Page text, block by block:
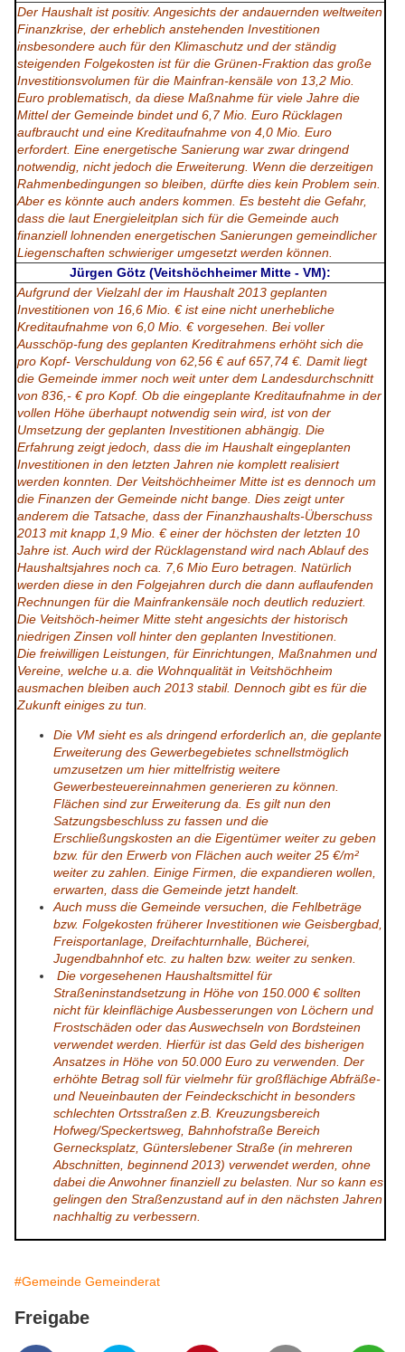
Der Haushalt ist positiv. Angesichts der andauernden weltweiten
Finanzkrise, der erheblich anstehenden Investitionen
insbesondere auch für den Klimaschutz und der ständig
steigenden Folgekosten ist für die Grünen-Fraktion das große
Investitionsvolumen für die Mainfran-kensäle von 13,2 Mio.
Euro problematisch, da diese Maßnahme für viele Jahre die
Mittel der Gemeinde bindet und 6,7 Mio. Euro Rücklagen
aufbraucht und eine Kreditaufnahme von 4,0 Mio. Euro
erfordert. Eine energetische Sanierung war zwar dringend
notwendig, nicht jedoch die Erweiterung. Wenn die derzeitigen
Rahmenbedingungen so bleiben, dürfte dies kein Problem sein.
Aber es könnte auch anders kommen. Es besteht die Gefahr,
dass die laut Energieleitplan sich für die Gemeinde auch
finanziell lohnenden energetischen Sanierungen gemeindlicher
Liegenschaften schwieriger umgesetzt werden können.
Jürgen Götz (Veitshöchheimer Mitte - VM):
Aufgrund der Vielzahl der im Haushalt 2013 geplanten
Investitionen von 16,6 Mio. € ist eine nicht unerhebliche
Kreditaufnahme von 6,0 Mio. € vorgesehen. Bei voller
Ausschöp-fung des geplanten Kreditrahmens erhöht sich die
pro Kopf- Verschuldung von 62,56 € auf 657,74 €. Damit liegt
die Gemeinde immer noch weit unter dem Landesdurchschnitt
von 836,- € pro Kopf. Ob die eingeplante Kreditaufnahme in der
vollen Höhe überhaupt notwendig sein wird, ist von der
Umsetzung der geplanten Investitionen abhängig. Die
Erfahrung zeigt jedoch, dass die im Haushalt eingeplanten
Investitionen in den letzten Jahren nie komplett realisiert
werden konnten. Der Veitshöchheimer Mitte ist es dennoch um
die Finanzen der Gemeinde nicht bange. Dies zeigt unter
anderem die Tatsache, dass der Finanzhaushalts-Überschuss
2013 mit knapp 1,9 Mio. € einer der höchsten der letzten 10
Jahre ist. Auch wird der Rücklagenstand wird nach Ablauf des
Haushaltsjahres noch ca. 7,6 Mio Euro betragen. Natürlich
werden diese in den Folgejahren durch die dann auflaufenden
Rechnungen für die Mainfrankensäle noch deutlich reduziert.
Die Veitshöch-heimer Mitte steht angesichts der historisch
niedrigen Zinsen voll hinter den geplanten Investitionen.
Die freiwilligen Leistungen, für Einrichtungen, Maßnahmen und
Vereine, welche u.a. die Wohnqualität in Veitshöchheim
ausmachen bleiben auch 2013 stabil. Dennoch gibt es für die
Zukunft einiges zu tun.
Die VM sieht es als dringend erforderlich an, die geplante
Erweiterung des Gewerbegebietes schnellstmöglich
umzusetzen um hier mittelfristig weitere
Gewerbesteuereinnahmen generieren zu können.
Flächen sind zur Erweiterung da. Es gilt nun den
Satzungsbeschluss zu fassen und die
Erschließungskosten an die Eigentümer weiter zu geben
bzw. für den Erwerb von Flächen auch weiter 25 €/m²
weiter zu zahlen. Einige Firmen, die expandieren wollen,
erwarten, dass die Gemeinde jetzt handelt.
Auch muss die Gemeinde versuchen, die Fehlbeträge
bzw. Folgekosten früherer Investitionen wie Geisbergbad,
Freisportanlage, Dreifachturnhalle, Bücherei,
Jugendbahnhof etc. zu halten bzw. weiter zu senken.
Die vorgesehenen Haushaltsmittel für
Straßeninstandsetzung in Höhe von 150.000 € sollten
nicht für kleinflächige Ausbesserungen von Löchern und
Frostschäden oder das Auswechseln von Bordsteinen
verwendet werden. Hierfür ist das Geld des bisherigen
Ansatzes in Höhe von 50.000 Euro zu verwenden. Der
erhöhte Betrag soll für vielmehr für großflächige Abfräße-
und Neueinbauten der Feindeckschicht in besonders
schlechten Ortsstraßen z.B. Kreuzungsbereich
Hofweg/Speckertsweg, Bahnhofstraße Bereich
Gernecksplatz, Günterslebener Straße (in mehreren
Abschnitten, beginnend 2013) verwendet werden, ohne
dabei die Anwohner finanziell zu belasten. Nur so kann es
gelingen den Straßenzustand auf in den nächsten Jahren
nachhaltig zu verbessern.
#Gemeinde Gemeinderat
Freigabe